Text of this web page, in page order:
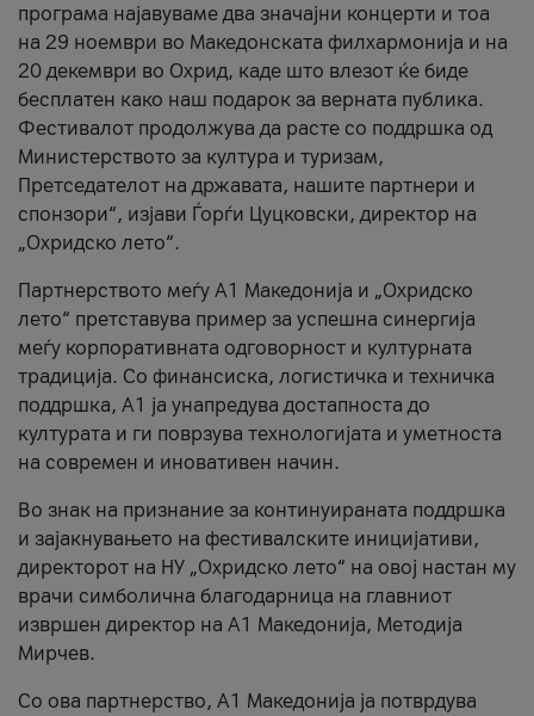
програма најавуваме два значајни концерти и тоа
на 29 ноември во Македонската филхармонија и на
20 декември во Охрид, каде што влезот ќе биде
бесплатен како наш подарок за верната публика.
Фестивалот продолжува да расте со поддршка од
Министерството за култура и туризам,
Претседателот на државата, нашите партнери и
спонзори“, изјави Ѓорѓи Цуцковски, директор на
„Охридско лето“.
Партнерството меѓу A1 Македонија и „Охридско
лето“ претставува пример за успешна синергија
меѓу корпоративната одговорност и културната
традиција. Со финансиска, логистичка и техничка
поддршка, A1 ја унапредува достапноста до
културата и ги поврзува технологијата и уметноста
на современ и иновативен начин.
Во знак на признание за континуираната поддршка
и зајакнувањето на фестивалските иницијативи,
директорот на НУ „Охридско лето“ на овој настан му
врачи симболична благодарница на главниот
извршен директор на A1 Македонија, Методија
Мирчев.
Со ова партнерство, A1 Македонија ја потврдува